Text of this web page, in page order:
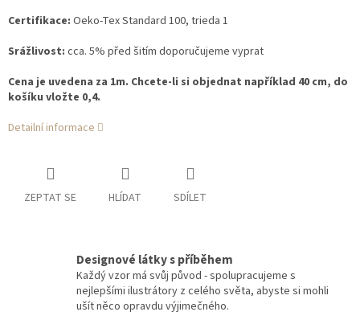
Certifikace: Oeko-Tex Standard 100, trieda 1
Srážlivost: cca. 5% před šitím doporučujeme vyprat
Cena je uvedena za 1m. Chcete-li si objednat například 40 cm, do
košíku vložte 0,4.
Detailní informace
ZEPTAT SE HLÍDAT SDÍLET
Designové látky s příběhem
Každý vzor má svůj původ - spolupracujeme s
nejlepšími ilustrátory z celého světa, abyste si mohli
ušít něco opravdu výjimečného.